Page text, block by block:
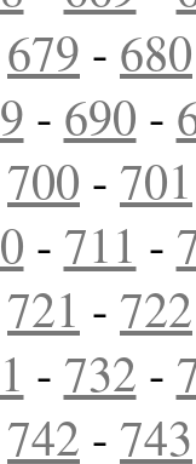
679 - 680
- 690 -
700 - 701
- 711 -
721 - 722
- 732 -
742 - 743